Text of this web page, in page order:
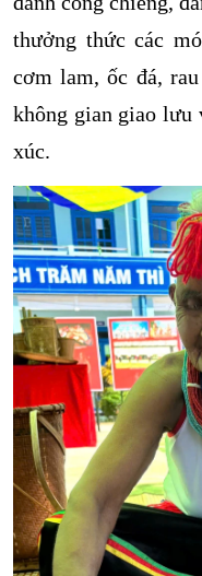
thưởng thức các
cơm lam, ốc đá,
không gian giao lưu
xúc.